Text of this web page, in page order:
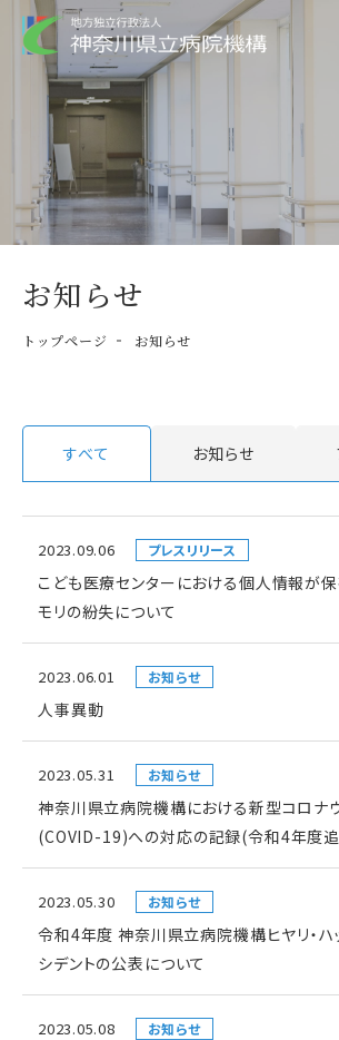
お知らせ
トップページ お知らせ
すべて お知らせ
2023.09.06 プレスリリース
こども医療センターにおける個人情報が
モリの紛失について
2023.06.01 お知らせ
人事異動
2023.05.31 お知らせ
神奈川県立病院機構における新型コロナ
(COVID-19)への対応の記録(令和4年度
2023.05.30 お知らせ
令和4年度 神奈川県立病院機構ヒヤリ・ハ
シデントの公表について
2023.05.08 お知らせ